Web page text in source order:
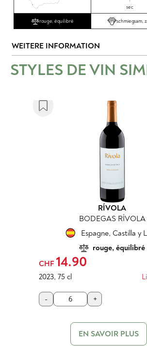
sec
rouge, équilibré schmiegsam,
WEITERE INFORMATION
STYLES DE VIN
RÍVOLA
BODEGAS RÍVOLA
Espagne, Castilla y
rouge, équilibré
CHF 14.90
2023, 75 cl
- +
EN SAVOIR PLUS